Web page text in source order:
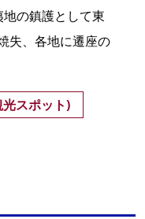
の鎮護として東
失、各地に遷座の
スポット)